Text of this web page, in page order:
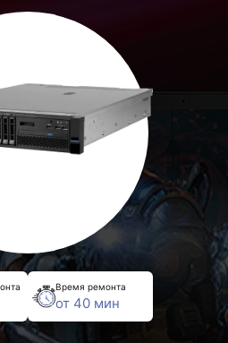
Время ремонта
от 40 мин